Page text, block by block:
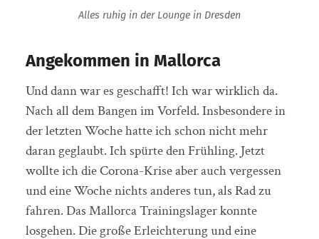
Alles ruhig in der Lounge in Dresden
Angekommen in Mallorca
Und dann war es geschafft! Ich war wirklich da.
Nach all dem Bangen im Vorfeld. Insbesondere in
der letzten Woche hatte ich schon nicht mehr
daran geglaubt. Ich spürte den Frühling. Jetzt
wollte ich die Corona-Krise aber auch vergessen
und eine Woche nichts anderes tun, als Rad zu
fahren. Das Mallorca Trainingslager konnte
losgehen. Die große Erleichterung und eine